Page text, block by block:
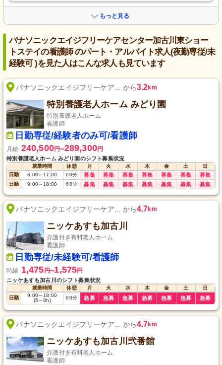
もっと見る
パナソニックエイジフリーケアセンター加古川東ショー
トステイの看護師 のパート・アルバイト求人(夜勤専従/未
経験可 )を見た人はこんな求人も見ています
パナソニックエイジフリーケア... から3.2km
特別養護老人ホーム みどり園
特別養護老人ホーム
看護師
日勤専従/経験者のみ可/看護師
月給 240,500円〜289,300円
特別養護老人ホーム みどり園のシフト募集状況
就業時間 休憩 月 火 水 木 金 土
日
日勤
8:00～17:00 60分 募集 募集 募集 募集 募集 募集 募集
日勤 9:00～18:00 60分 募集 募集 募集 募集 募集 募集 募集
パナソニックエイジフリーケア... から4.7km
ニッケあすも加古川
介護付き有料老人ホーム
看護師
日勤専従/未経験可/看護師
時給 1,475 円〜1,575円
ニッケあすも加古川のシフト募集状況
就業時間 休憩 月 火 水 木 金 土
日
日勤
9:00～18:00
(5 ～8h) 60分 急募 急募 急募 急募 急募 急募 急募
パナソニックエイジフリーケア... から4.7km
ニッケあすも加古川弐番館
介護付き有料老人ホーム
看護師